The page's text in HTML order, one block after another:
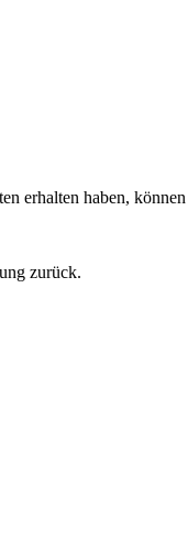
erhalten haben,
zurück.